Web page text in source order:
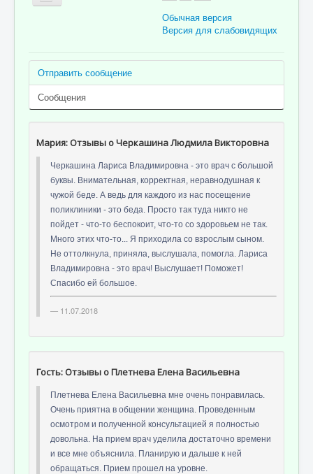
Обычная версия
Версия для слабовидящих
Главная
Об учреждении
Для пациента
Медицинская профилактика
Врачи
Контролирующие органы
Лекарственное обеспечение
Документы
Вакансии
Связаться с нами
Женская консультация
Бессмертный полк
Отправить сообщение
Сообщения
Мария: Отзывы о Черкашина Людмила Викторовна
Черкашина Лариса Владимировна - это врач с большой
буквы. Внимательная, корректная, неравнодушная к
чужой беде. А ведь для каждого из нас посещение
поликлиники - это беда. Просто так туда никто не
пойдет - что-то беспокоит, что-то со здоровьем не так.
Много этих что-то... Я приходила со взрослым сыном.
Не оттолкнула, приняла, выслушала, помогла. Лариса
Владимировна - это врач! Выслушает! Поможет!
Спасибо ей большое.
11.07.2018
Гость: Отзывы о Плетнева Елена Васильевна
Плетнева Елена Васильевна мне очень понравилась.
Очень приятна в общении женщина. Проведенным
осмотром и полученной консультацией я полностью
довольна. На прием врач уделила достаточно времени
и все мне объяснила. Планирую и дальше к ней
обращаться. Прием прошел на уровне.